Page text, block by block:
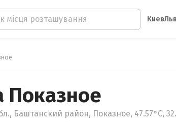
Киев
Показное
Баштанский район, Показное, 47.57°С,